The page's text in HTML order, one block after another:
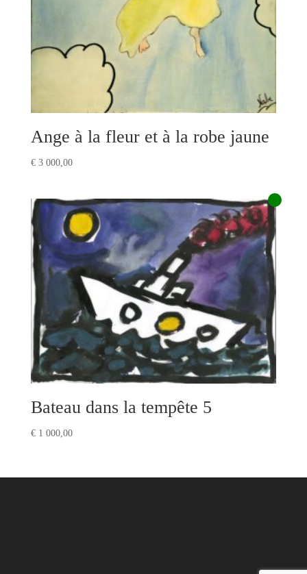
Ange à la fleur et à la robe jaune
€3 000,00
Bateau dans la tempête 5
€1 000,00